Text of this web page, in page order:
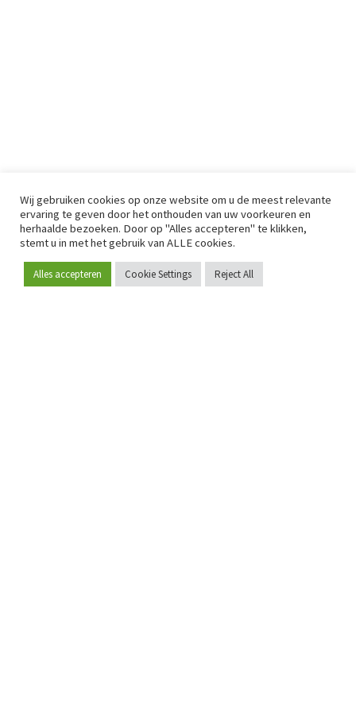
Word lid
Wij gebruiken cookies op onze website om u de meest relevante
ervaring te geven door het onthouden van uw voorkeuren en
herhaalde bezoeken. Door op "Alles accepteren" te klikken,
stemt u in met het gebruik van ALLE cookies.
Alles accepteren Cookie Settings Reject All